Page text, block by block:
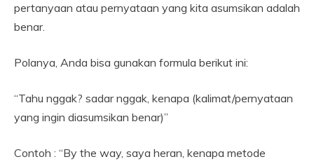
pertanyaan atau pernyataan yang kita asumsikan adalah
benar.
Polanya, Anda bisa gunakan formula berikut ini:
“Tahu nggak? sadar nggak, kenapa (kalimat/pernyataan
yang ingin diasumsikan benar)”
Contoh : “By the way, saya heran, kenapa metode